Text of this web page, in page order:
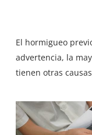
El hormigueo
advertencia, la
tienen otras